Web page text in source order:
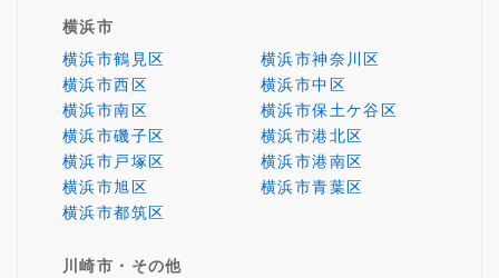
横浜市
横浜市鶴見区
横浜市神奈川区
横浜市西区
横浜市中区
横浜市南区
横浜市保土ケ谷区
横浜市磯子区
横浜市港北区
横浜市戸塚区
横浜市港南区
横浜市旭区
横浜市青葉区
横浜市都筑区
川崎市・その他